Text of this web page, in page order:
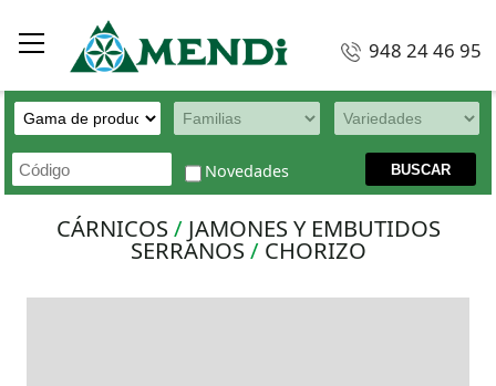
948 24 46 95
Novedades
CÁRNICOS / JAMONES Y EMBUTIDOS
SERRANOS / CHORIZO